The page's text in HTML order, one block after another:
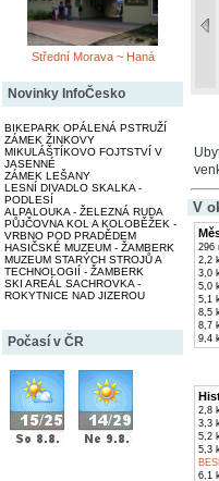
Střední Morava ~ Haná
Novinky InfoČesko
BIKEPARK OPÁLENÁ PSTRUŽÍ
ZÁMEK ŽINKOVY
MIKULÁŠTÍKOVO FOJTSTVÍ V
JASENNÉ
ZÁMEK LEŠANY
LESNÍ DIVADLO SKALKA -
PODLESÍ
ALPALOUKA - ŽELEZNÁ RUDA
PŮJČOVNA KOL A KOLOBĚŽEK -
VRBNO POD PRADĚDEM
HASIČSKÉ MUZEUM - ŽAMBERK
MUZEUM STARÝCH STROJŮ A
TECHNOLOGIÍ - ŽAMBERK
SKI AREÁL SACHROVKA -
ROKYTNICE NAD JIZEROU
Počasí v ČR
V
296
2,2
3,0
5,0
5,1
8,5
8,7
9,4
2,8
3,3
5,2
5,3
6,1